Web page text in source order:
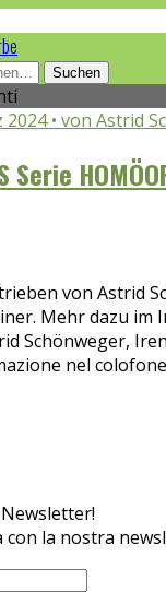
2024 • von Astrid
Serie
von Astrid
Mehr dazu im
Schönweger,
nel
la nostra